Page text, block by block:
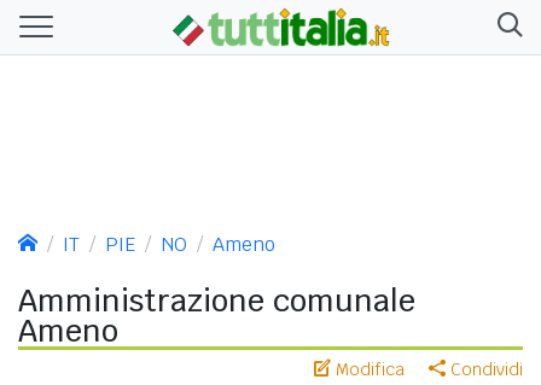
IT PIE NO Ameno
Amministrazione comunale
Ameno
Modifica Condividi